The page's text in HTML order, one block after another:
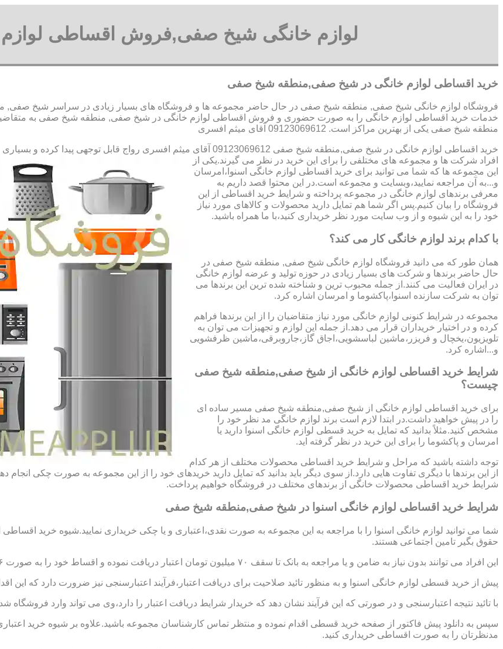
لوازم خانگی شیخ صفی,فروش اقساطی
خرید اقساطی لوازم خانگی در شیخ صفی,منطقه شیخ صفی
فروشگاه لوازم خانگی شیخ صفی, منطقه شیخ صفی در حال حاضر مجموعه ها و فروشگاه های بسیار زیادی در سراسر شیخ صفی,
خدمات خرید اقساطی لوازم خانگی را به صورت حضوری و فروش اقساطی لوازم خانگی در شیخ صفی, منطقه شیخ صفی به
منطقه شیخ صفی یکی از بهترین مراکز است. 09123069612 آقای میثم افسری
خرید اقساطی لوازم خانگی در شیخ صفی,منطقه شیخ صفی 09123069612 آقای میثم افسری
رواج قابل توجهی پیدا کرده و
افراد شرکت ها و مجموعه های مختلفی را برای این خرید در نظر می گیرند.یکی از
این مجموعه ها که شما می توانید برای خرید اقساطی لوازم خانگی اسنوا،امرسان
و...به آن مراجعه نمایید،وبسایت و مجموعه است.در این محتوا قصد داریم به
معرفی برندهای لوازم خانگی در مجموعه پرداخته و شرایط خرید اقساطی از این
فروشگاه را بیان کنیم.پس اگر شما هم تمایل دارید محصولات و کالاهای مورد نیاز
خود را به این شیوه و از وب سایت مورد نظر خریداری کنید،با ما همراه باشید.
با کدام برند لوازم خانگی کار می کند؟
همان طور که می دانید فروشگاه لوازم خانگی شیخ صفی, منطقه شیخ صفی در
حال حاضر برندها و شرکت های بسیار زیادی در حوزه تولید و عرضه لوازم خانگی
در ایران فعالیت می کنند.از جمله محبوب ترین و شناخته شده ترین این برندها می
توان به شرکت سازنده اسنوا،پاکشوما و امرسان اشاره کرد.
مجموعه در شرایط کنونی لوازم خانگی مورد نیاز متقاضیان را از این برندها فراهم
کرده و در اختیار خریداران قرار می دهد.از جمله این لوازم و تجهیزات می توان به
تلویزیون،یخچال و فریزر،ماشین لباسشویی،اجاق گاز،جاروبرقی،ماشین ظرفشویی
و...اشاره کرد.
شرایط خرید اقساطی لوازم خانگی از شیخ صفی,منطقه شیخ صفی
چیست؟
برای خرید اقساطی لوازم خانگی از شیخ صفی,منطقه شیخ صفی مسیر ساده ای
را در پیش خواهید داشت.در ابتدا لازم است برند لوازم خانگی مد نظر خود را
مشخص کنید.مثلاً بدانید که تمایل به خرید قسطی لوازم خانگی اسنوا دارید یا
امرسان و پاکشوما را برای این خرید در نظر گرفته اید.
توجه داشته باشید که مراحل و شرایط خرید اقساطی محصولات مختلف از هر کدام
از این برندها با دیگری تفاوت هایی دارد.از سوی دیگر باید بدانید که تمایل دارید خریدهای خود را از این مجموعه به صورت چکی
شرایط خرید اقساطی محصولات خانگی از برندهای مختلف در فروشگاه خواهیم پرداخت.
شرایط خرید اقساطی لوازم خانگی اسنوا در شیخ صفی,منطقه شیخ صفی
شما می توانید لوازم خانگی اسنوا را با مراجعه به این مجموعه به صورت نقدی،اعتباری و یا چکی خریداری نمایید.شیوه خرید
حقوق بگیر تامین اجتماعی هستند.
این افراد می توانند بدون نیاز به ضامن و یا مراجعه به بانک تا سقف ۷۰ میلیون تومان اعتبار دریافت نموده و اقساط خود را به صورت ۶ تا ۱۲ ماهه پرداخت نمایند.
پیش از خرید قسطی لوازم خانگی اسنوا و به منظور تائید صلاحیت برای دریافت اعتبار،فرآیند اعتبارسنجی نیز ضرورت دارد که این
با تائید نتیجه اعتبارسنجی و در صورتی که این فرآیند نشان دهد که خریدار شرایط دریافت اعتبار را دارد،وی می تواند وارد فروشگاه
سپس به دانلود پیش فاکتور از صفحه خرید قسطی اقدام نموده و منتظر تماس کارشناسان مجموعه باشید.علاوه بر شیوه خرید
مدنظرتان را به صورت اقساطی خریداری کنید.